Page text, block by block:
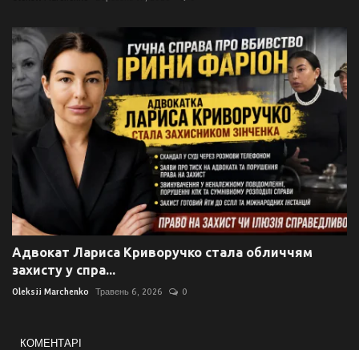
Адвокат Лариса Криворучко стала обличчям
захисту у спра...
Oleksii Marchenko Травень 6, 2026 0
КОМЕНТАРІ